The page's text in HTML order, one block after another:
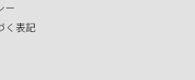
ー
く表記